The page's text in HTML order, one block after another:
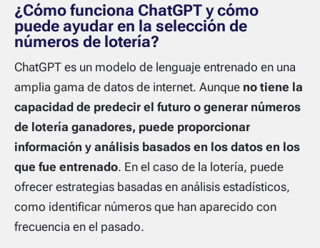
¿Cómo funciona ChatGPT y cómo
puede ayudar en la selección de
números de lotería?
ChatGPT es un modelo de lenguaje entrenado en una
amplia gama de datos de internet. Aunque no tiene la
capacidad de predecir el futuro o generar números
de lotería ganadores, puede proporcionar
información y análisis basados en los datos en los
que fue entrenado. En el caso de la lotería, puede
ofrecer estrategias basadas en análisis estadísticos,
como identificar números que han aparecido con
frecuencia en el pasado.